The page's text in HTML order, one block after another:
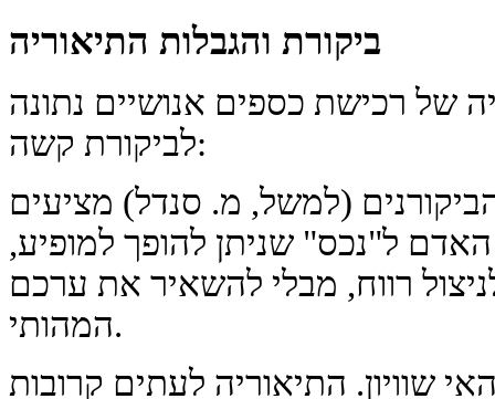
ביקורת והגבלות התיאוריה
של רכישת כספים אנושיים נתונה
לביקורת קשה:
(למשל, מ. סנדל) מציעים
ל"נכס" שניתן להופך למופיע,
רווח, מבלי להשאיר את ערכם
המהותי.
שוויון. התיאוריה לעתים קרובות